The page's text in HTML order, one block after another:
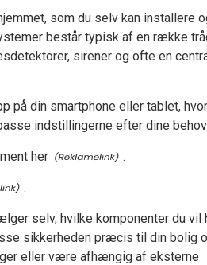
som du selv kan installere
består typisk af en række
sirener og ofte en
på din smartphone eller tablet,
indstillingerne efter dine behov.
her .
.
selv, hvilke komponenter du vil
sikkerheden præcis til din bolig
eller være afhængig af eksterne